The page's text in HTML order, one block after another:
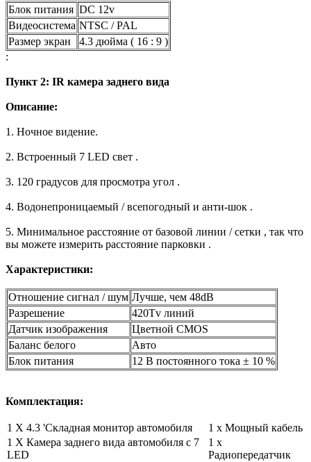
Блок питания DC 12v
Видеосистема NTSC / PAL
Размер экран
4.3 дюйма ( 16 : 9 )
:
Пункт 2: IR камера заднего вида
Описание:
1. Ночное видение.
2. Встроенный 7 LED свет .
3. 120 градусов для просмотра угол .
4. Водонепроницаемый / всепогодный и анти-шок .
5. Минимальное расстояние от базовой линии / сетки , так что
вы можете измерить расстояние парковки .
Характеристики:
Отношение сигнал / шум Лучше, чем 48dB
Разрешение
420Tv линий
Датчик изображения
Цветной CMOS
Баланс белого
Авто
Блок питания
12 В постоянного тока ± 10 %
Комплектация:
1 X 4.3 'Складная монитор автомобиля
1 x Мощный кабель
1 X Камера заднего вида автомобиля с 7
LED
1 x
Радиопередатчик